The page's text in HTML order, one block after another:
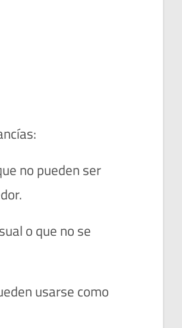
no pueden ser
o que no se
usarse como